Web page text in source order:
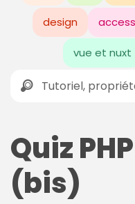
design
vue et nuxt
Quiz
(bis)